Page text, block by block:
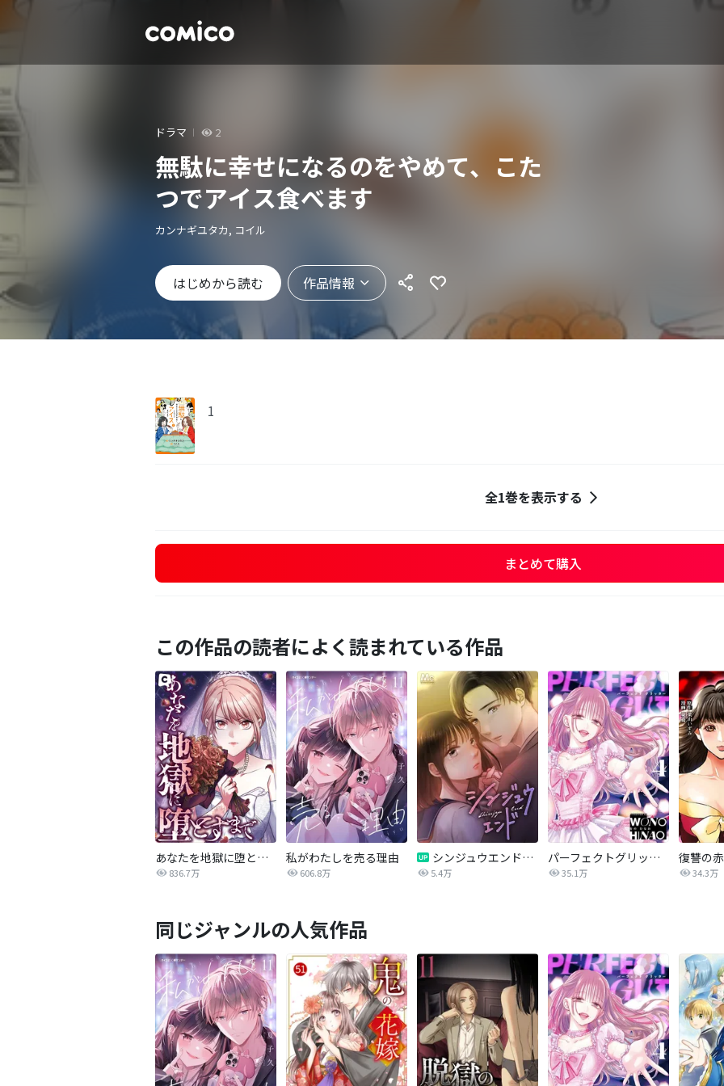
ドラマ 2
無駄に幸せになるのをやめて、こた
つでアイス食べます
カンナギユタカ, コイル
はじめから読む 作品情報
1
全1巻を表示する
まとめて購入
この作品の読者によく読まれている作品
あなたを地獄に堕とすまで
836.7万
私がわたしを売る理由
606.8万
シンジュウエンド【タテヨミ】
5.4万
パーフェクトグリッター
35.1万 34.3万
同じジャンルの人気作品